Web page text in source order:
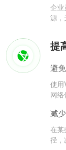
企业
源，
提
避
使用
网络
减
在某
径，